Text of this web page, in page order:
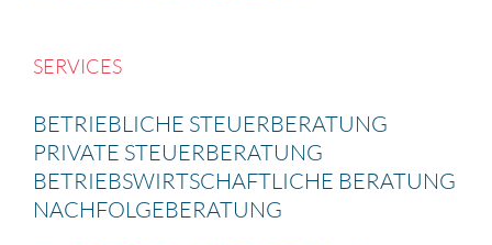
SERVICES
BETRIEB­LICHE STEUER­BE­RA­TUNG
PRIVATE STEUER­BE­RA­TUNG
BETRIEBS­WIRT­SCHAFT­LICHE BERATUNG
NACHFOL­GE­BE­RA­TUNG